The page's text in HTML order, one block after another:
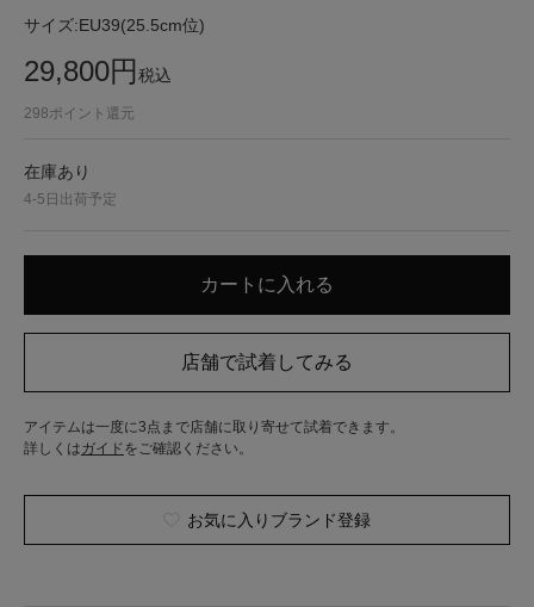
サイズ:EU39(25.5cm位)
29,800円税込
298ポイント還元
在庫あり
4-5日出荷予定
アイテムは一度に3点まで店舗に取り寄せて試着できます。
詳しくはガイド をご確認ください。
お気に入りブランド登録